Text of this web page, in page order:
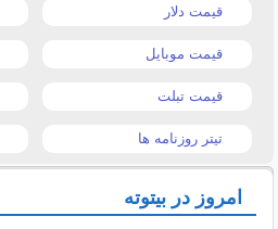
قیمت دلار
قیمت موبایل
قیمت تبلت
تیتر روزنامه ها
امروز در بیتوته